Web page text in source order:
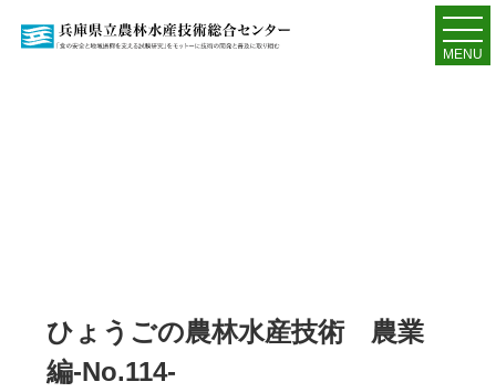
MENU
ひょうごの農林水産技術 農業
編-No.114-